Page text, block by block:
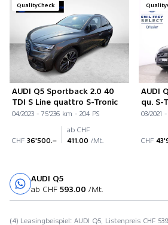
QualityCheck
AUDI Q5 Sportback 2.0 40
TDI S Line quattro S-Tronic
04/2023 - 75'236 km - 204 PS
CHF 36'500.–
ab CHF
411.00 /Mt.
AUDI
qu. S-T
03/2021
CHF
AUDI Q5
ab CHF 593.00 /Mt.
(4) Leasingbeispiel: AUDI Q5, Listenpreis CHF